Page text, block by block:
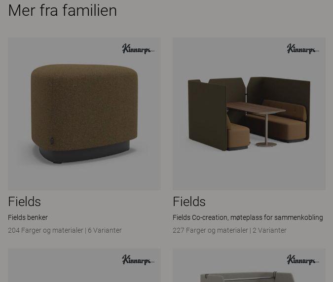
Mer fra familien
Fields
Fields benker
204 Farger og materialer | 6 Varianter
Fields
Fields Co-creation, møteplass for sammenkobling
227 Farger og materialer | 2 Varianter